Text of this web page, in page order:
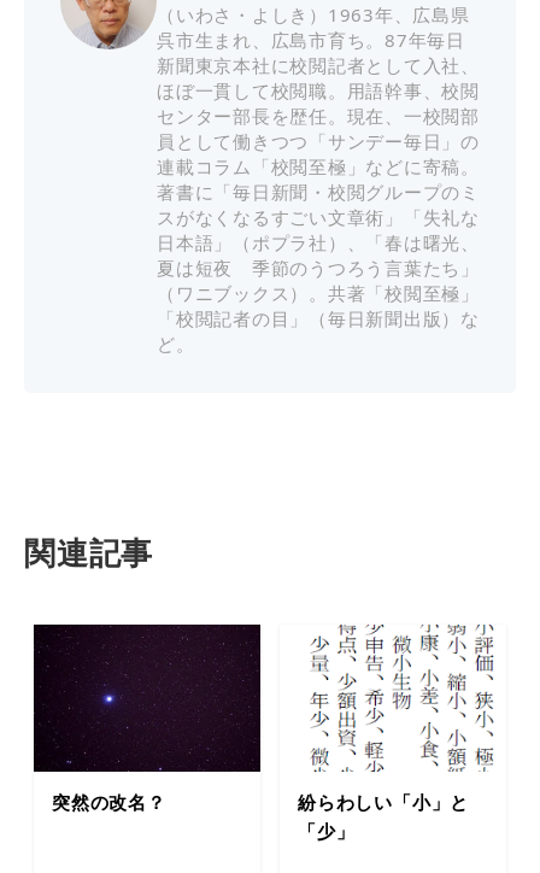
（いわさ・よしき）1963年、広島県
呉市生まれ、広島市育ち。87年毎日
新聞東京本社に校閲記者として入社、
ほぼ一貫して校閲職。用語幹事、校閲
センター部長を歴任。現在、一校閲部
員として働きつつ「サンデー毎日」の
連載コラム「校閲至極」などに寄稿。
著書に「毎日新聞・校閲グループのミ
スがなくなるすごい文章術」「失礼な
日本語」（ポプラ社）、「春は曙光、
夏は短夜 季節のうつろう言葉たち」
（ワニブックス）。共著「校閲至極」
「校閲記者の目」（毎日新聞出版）な
ど。
関連記事
突然の改名？
紛らわしい「小」と
「少」